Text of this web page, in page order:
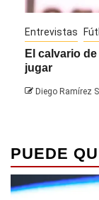
Entrevistas
El calvario
jugar
Diego Ramírez
PUEDE